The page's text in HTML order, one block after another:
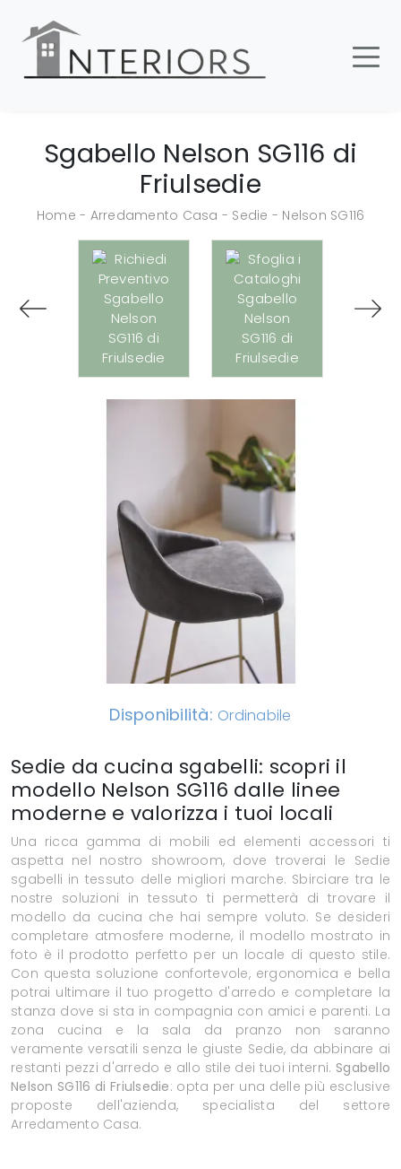
Sgabello Nelson SG116 di
Friulsedie
Home - Arredamento Casa - Sedie - Nelson SG116
Disponibilità: Ordinabile
Sedie da cucina sgabelli: scopri il
modello Nelson SG116 dalle linee
moderne e valorizza i tuoi locali
Una ricca gamma di mobili ed elementi accessori ti
aspetta nel nostro showroom, dove troverai le Sedie
sgabelli in tessuto delle migliori marche. Sbirciare tra le
nostre soluzioni in tessuto ti permetterà di trovare il
modello da cucina che hai sempre voluto. Se desideri
completare atmosfere moderne, il modello mostrato in
foto è il prodotto perfetto per un locale di questo stile.
Con questa soluzione confortevole, ergonomica e bella
potrai ultimare il tuo progetto d'arredo e completare la
stanza dove si sta in compagnia con amici e parenti. La
zona cucina e la sala da pranzo non saranno
veramente versatili senza le giuste Sedie, da abbinare ai
restanti pezzi d'arredo e allo stile dei tuoi interni. Sgabello
Nelson SG116 di Friulsedie: opta per una delle più esclusive
proposte dell'azienda, specialista del settore
Arredamento Casa.